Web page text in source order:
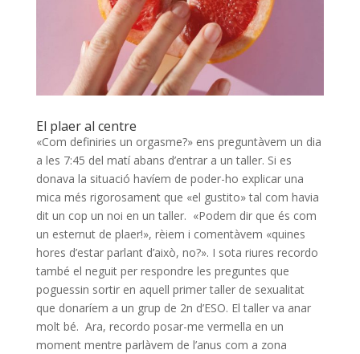
El plaer al centre
«Com definiries un orgasme?» ens preguntàvem un dia
a les 7:45 del matí abans d’entrar a un taller. Si es
donava la situació havíem de poder-ho explicar una
mica més rigorosament que «el gustito» tal com havia
dit un cop un noi en un taller. «Podem dir que és com
un esternut de plaer!», rèiem i comentàvem «quines
hores d’estar parlant d’això, no?». I sota riures recordo
també el neguit per respondre les preguntes que
poguessin sortir en aquell primer taller de sexualitat
que donaríem a un grup de 2n d’ESO. El taller va anar
molt bé. Ara, recordo posar-me vermella en un
moment mentre parlàvem de l’anus com a zona